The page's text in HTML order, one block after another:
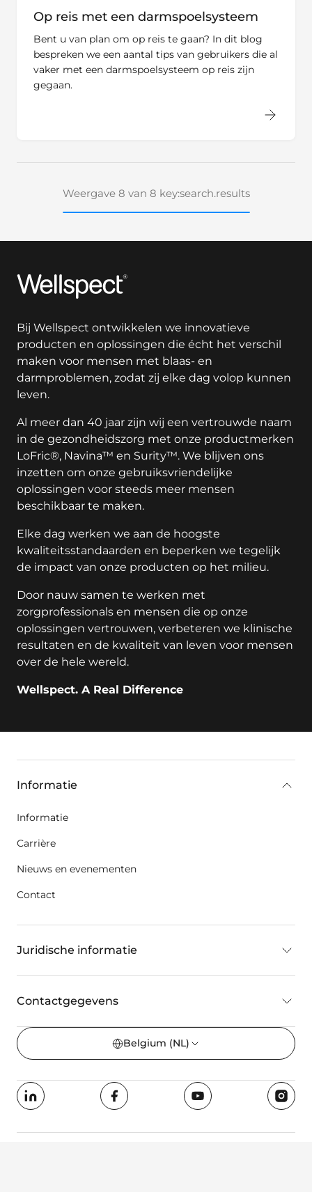
Op reis met een darmspoelsysteem
Bent u van plan om op reis te gaan? In dit blog
bespreken we een aantal tips van gebruikers die al
vaker met een darmspoelsysteem op reis zijn
gegaan.
Weergave 8 van 8 key:search.results
Wellspect
Bij Wellspect ontwikkelen we innovatieve
producten en oplossingen die écht het verschil
maken voor mensen met blaas- en
darmproblemen, zodat zij elke dag volop kunnen
leven.
Al meer dan 40 jaar zijn wij een vertrouwde naam
in de gezondheidszorg met onze productmerken
LoFric®, Navina™ en Surity™. We blijven ons
inzetten om onze gebruiksvriendelijke
oplossingen voor steeds meer mensen
beschikbaar te maken.
Elke dag werken we aan de hoogste
kwaliteitsstandaarden en beperken we tegelijk
de impact van onze producten op het milieu.
Door nauw samen te werken met
zorgprofessionals en mensen die op onze
oplossingen vertrouwen, verbeteren we klinische
resultaten en de kwaliteit van leven voor mensen
over de hele wereld.
Wellspect. A Real Difference
Informatie
Informatie
Carrière
Nieuws en evenementen
Contact
Juridische informatie
Contactgegevens
Belgium (NL)